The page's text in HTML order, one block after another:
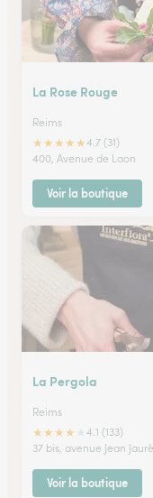
La Rose Rouge
Reims
★★★★★4.7 (31)
400, Avenue de Laon
Voir la boutique
La Pergola
Reims
★★★★
4.1 (133)
37 bis, avenue Jean
Voir la boutique